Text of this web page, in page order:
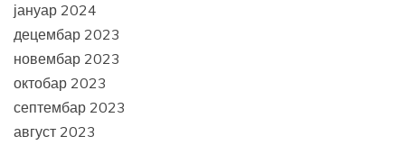
јануар 2024
децембар 2023
новембар 2023
октобар 2023
септембар 2023
август 2023